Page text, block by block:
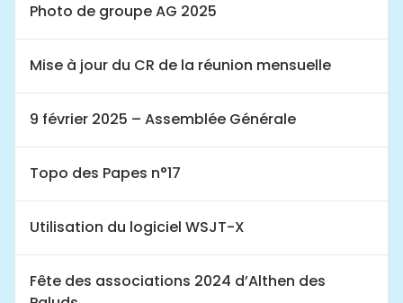
Photo de groupe AG 2025
Mise à jour du CR de la réunion mensuelle
9 février 2025 – Assemblée Générale
Topo des Papes n°17
Utilisation du logiciel WSJT-X
Fête des associations 2024 d’Althen des